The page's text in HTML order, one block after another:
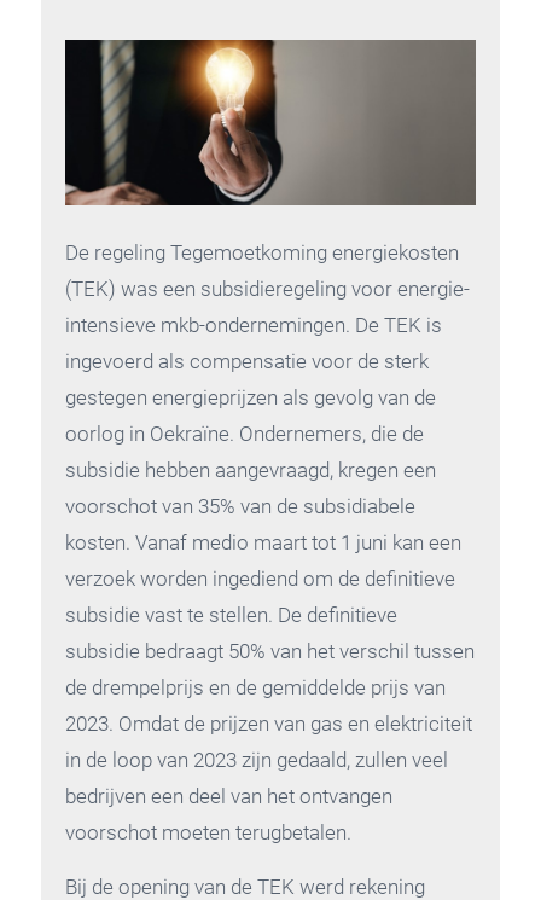
De regeling Tegemoetkoming energiekosten
(TEK) was een subsidieregeling voor energie-
intensieve mkb-ondernemingen. De TEK is
ingevoerd als compensatie voor de sterk
gestegen energieprijzen als gevolg van de
oorlog in Oekraïne. Ondernemers, die de
subsidie hebben aangevraagd, kregen een
voorschot van 35% van de subsidiabele
kosten. Vanaf medio maart tot 1 juni kan een
verzoek worden ingediend om de definitieve
subsidie vast te stellen. De definitieve
subsidie bedraagt 50% van het verschil tussen
de drempelprijs en de gemiddelde prijs van
2023. Omdat de prijzen van gas en elektriciteit
in de loop van 2023 zijn gedaald, zullen veel
bedrijven een deel van het ontvangen
voorschot moeten terugbetalen.
Bij de opening van de TEK werd rekening